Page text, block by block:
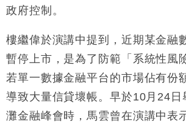
15:11
財經｜韓股反覆波動收跌 連挫7
13:44
財經｜內地7月美元計價出口增
差達1125億美元
12:44
財經｜日本春季三度入市撐日圓
日圓干預創新高
11:12
國際｜特朗普料美伊戰事快結束
張
政府控制。
樓繼偉於演講中提到，近期某金融
暫停上市，是為了防範「系統性風
若單一數據金融平台的市場佔有份
導致大量信貸壞帳。早於10月24日
灘金融峰會時，馬雲曾在演講中表